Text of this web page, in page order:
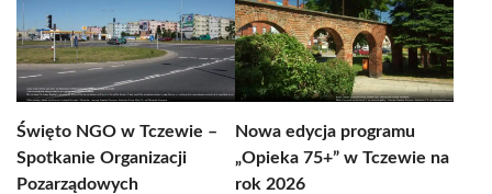
Święto NGO w Tczewie –
Spotkanie Organizacji
Pozarządowych
Nowa edycja programu
„Opieka 75+” w Tczewie na
rok 2026